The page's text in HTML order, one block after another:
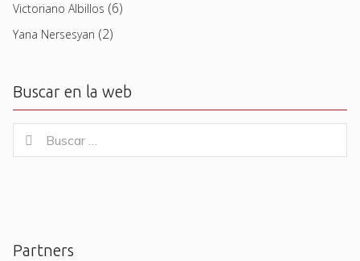
Victoriano Albillos (6)
Yana Nersesyan (2)
Buscar en la web
for:
Buscar
Partners